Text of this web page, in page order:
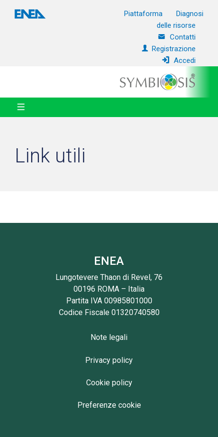
Piattaforma
Diagnosi
delle risorse
Contatti
Registrazione
Accedi
Link utili
ENEA
Lungotevere Thaon di Revel, 76
00196 ROMA – Italia
Partita IVA 00985801000
Codice Fiscale 01320740580
Note legali
Privacy policy
Cookie policy
Preferenze cookie